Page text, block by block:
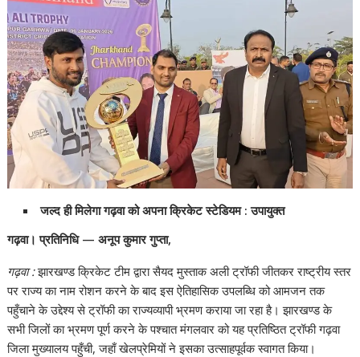
जल्द ही मिलेगा गढ़वा को अपना क्रिकेट स्टेडियम : उपायुक्त
गढ़वा। प्रतिनिधि — अनूप कुमार गुप्ता,
गढ़वा :झारखण्ड क्रिकेट टीम द्वारा सैयद मुस्ताक अली ट्रॉफी जीतकर राष्ट्रीय स्तर
पर राज्य का नाम रोशन करने के बाद इस ऐतिहासिक उपलब्धि को आमजन तक
पहुँचाने के उद्देश्य से ट्रॉफी का राज्यव्यापी भ्रमण कराया जा रहा है। झारखण्ड के
सभी जिलों का भ्रमण पूर्ण करने के पश्चात मंगलवार को यह प्रतिष्ठित ट्रॉफी गढ़वा
जिला मुख्यालय पहुँची, जहाँ खेलप्रेमियों ने इसका उत्साहपूर्वक स्वागत किया।